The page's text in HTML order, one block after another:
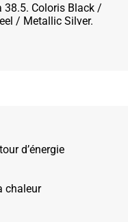
38.5. Coloris Black /
d’énergie
chaleur